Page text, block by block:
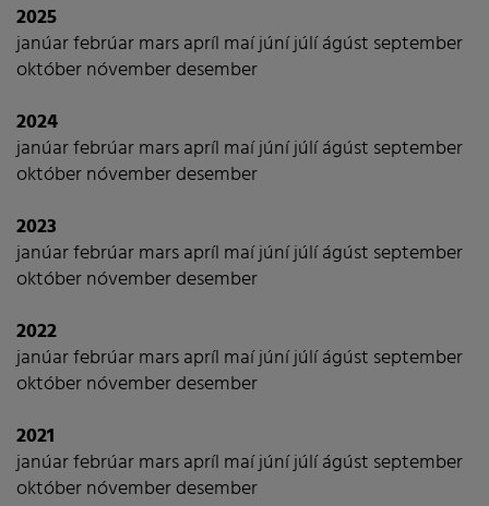
2025
janúarfebrúarmarsapríl maíjúníjúlíágúst september
októbernóvemberdesember
2024
janúarfebrúarmarsapríl maíjúníjúlíágúst september
októbernóvemberdesember
2023
janúarfebrúarmarsapríl maíjúníjúlíágúst september
októbernóvemberdesember
2022
janúarfebrúarmarsapríl maíjúníjúlíágúst september
októbernóvemberdesember
2021
janúarfebrúarmarsapríl maíjúníjúlíágúst september
októbernóvemberdesember